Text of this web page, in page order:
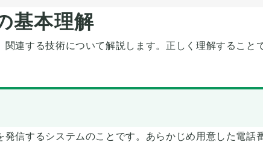
基本理解
連する技術について解説します。正しく理解することで
信するシステムのことです。あらかじめ用意した電話